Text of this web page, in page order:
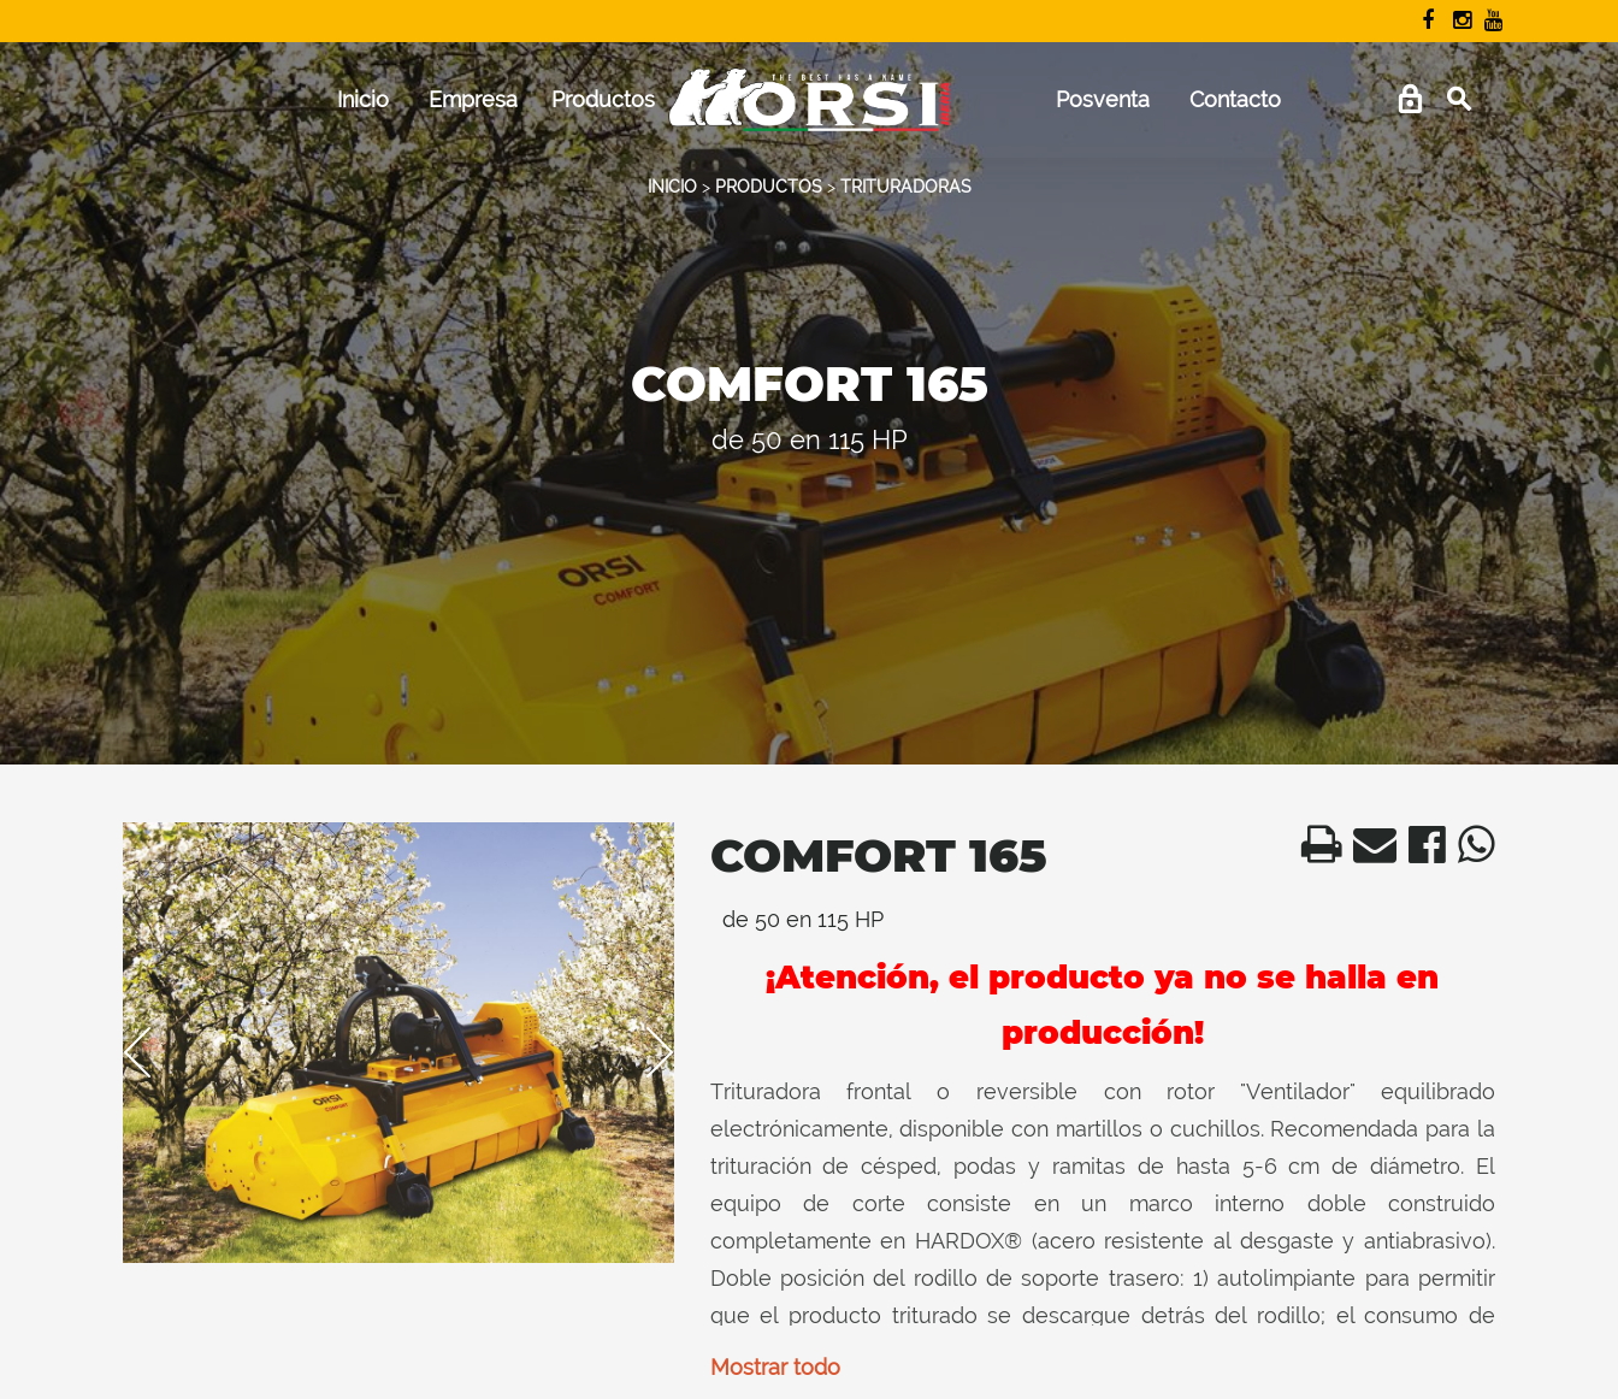
Inicio Empresa Productos Posventa Contacto
INICIO> PRODUCTOS>TRITURADORAS
COMFORT 165
de 50 en 115 HP
COMFORT 165
de 50 en 115 HP
¡Atención, el producto ya no se halla en
producción!
Trituradora frontal o reversible con rotor "Ventilador" equilibrado
electrónicamente, disponible con martillos o cuchillos. Recomendada para la
trituración de césped, podas y ramitas de hasta 5-6 cm de diámetro. El
equipo de corte consiste en un marco interno doble construido
completamente en HARDOX® (acero resistente al desgaste y antiabrasivo).
Doble posición del rodillo de soporte trasero: 1) autolimpiante para permitir
que el producto triturado se descargue detrás del rodillo; el consumo de
potencia del tractor se reduce a un mínimo con la consiguiente reducción del
Mostrar todo